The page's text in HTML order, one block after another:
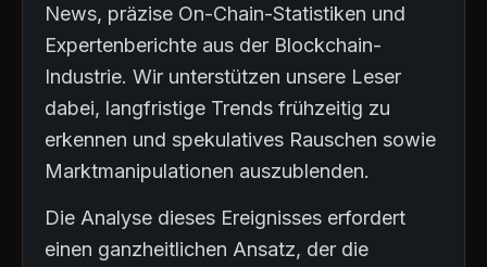
News, präzise On-Chain-Statistiken und
Expertenberichte aus der Blockchain-
Industrie. Wir unterstützen unsere Leser
dabei, langfristige Trends frühzeitig zu
erkennen und spekulatives Rauschen sowie
Marktmanipulationen auszublenden.
Die Analyse dieses Ereignisses erfordert
einen ganzheitlichen Ansatz, der die